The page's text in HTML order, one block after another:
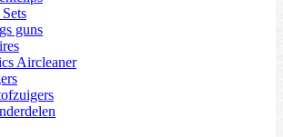
guns
Aircleaner